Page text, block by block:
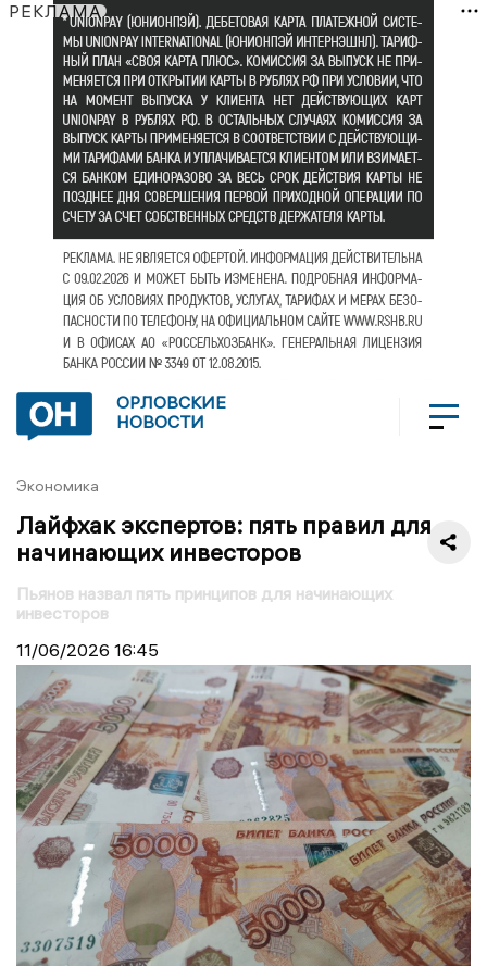
РЕКЛАМА
ОРЛОВСКИЕ
НОВОСТИ
Экономика
Лайфхак экспертов: пять правил для
начинающих инвесторов
Пьянов назвал пять принципов для начинающих
инвесторов
11/06/2026 16:45